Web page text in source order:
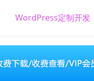
WordPress定制开发